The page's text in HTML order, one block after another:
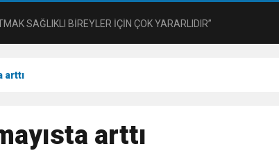
SAĞLIKLI BİREYLER İÇİN ÇOK YARARLIDIR”
DOLAYISIYLA BİN 100 PERSONELE BİSİKLET DAĞITTI
arttı
arttı